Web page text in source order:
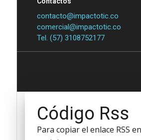
contacto@impactotic.co
comercial@impactotic.co
Tel. (57) 3108752177
Código Rss
Para copiar el enlace RSS